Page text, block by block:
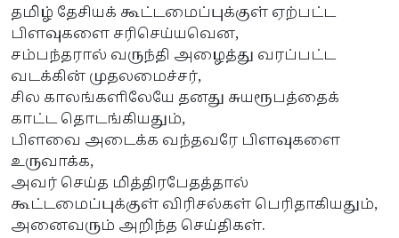
தமிழ் தேசியக் கூட்டமைப்புக்குள் ஏற்பட்ட
பிளவுகளை சரிசெய்யவென,
சம்பந்தரால் வருந்தி அழைத்து வரப்பட்ட
வடக்கின் முதலமைச்சர்,
சில காலங்களிலேயே தனது சுயரூபத்தைக்
காட்ட தொடங்கியதும்,
பிளவை அடைக்க வந்தவரே பிளவுகளை
உருவாக்க,
அவர் செய்த மித்திரபேதத்தால்
கூட்டமைப்புக்குள் விரிசல்கள் பெரிதாகியதும்,
அனைவரும் அறிந்த செய்திகள்.